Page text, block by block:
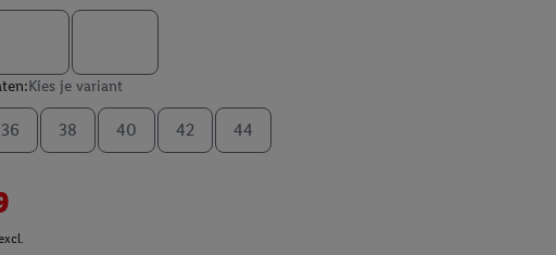
Kies je variant
36 38 40 42 44